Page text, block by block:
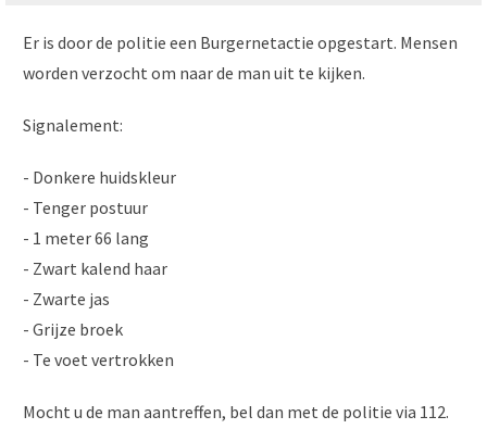
Er is door de politie een Burgernetactie opgestart. Mensen
worden verzocht om naar de man uit te kijken.
Signalement:
- Donkere huidskleur
- Tenger postuur
- 1 meter 66 lang
- Zwart kalend haar
- Zwarte jas
- Grijze broek
- Te voet vertrokken
Mocht u de man aantreffen, bel dan met de politie via 112.